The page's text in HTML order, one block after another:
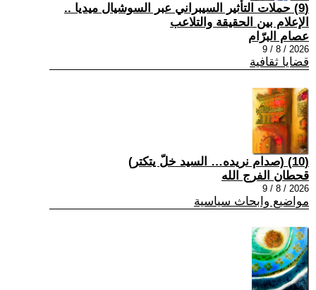
(9) حملات التأثير السيبراني عبر السوشيال ميديا ..
الإعلام بين الحقيقة والتلاعب
عصام البرّام
2026 / 8 / 9
قضايا ثقافية
(10) (صدام نريده… السيد خلّ يتكتر)
قحطان الفرج الله
2026 / 8 / 9
مواضيع وابحاث سياسية